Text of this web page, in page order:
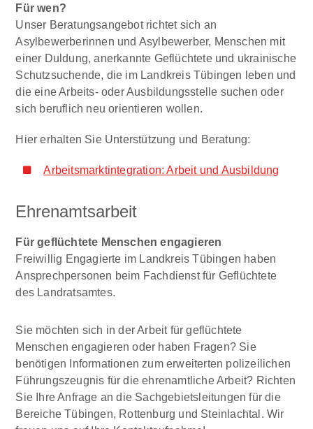
Für wen?
Unser Beratungsangebot richtet sich an
Asylbewerberinnen und Asylbewerber, Menschen mit
einer Duldung, anerkannte Geflüchtete und ukrainische
Schutzsuchende, die im Landkreis Tübingen leben und
die eine Arbeits- oder Ausbildungsstelle suchen oder
sich beruflich neu orientieren wollen.
Hier erhalten Sie Unterstützung und Beratung:
Arbeitsmarktintegration: Arbeit und Ausbildung
Ehrenamtsarbeit
Für geflüchtete Menschen engagieren
Freiwillig Engagierte im Landkreis Tübingen haben
Ansprechpersonen beim Fachdienst für Geflüchtete
des Landratsamtes.
Sie möchten sich in der Arbeit für geflüchtete
Menschen engagieren oder haben Fragen? Sie
benötigen Informationen zum erweiterten polizeilichen
Führungszeugnis für die ehrenamtliche Arbeit? Richten
Sie Ihre Anfrage an die Sachgebietsleitungen für die
Bereiche Tübingen, Rottenburg und Steinlachtal. Wir